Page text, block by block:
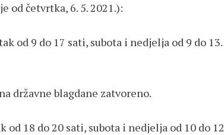
od četvrtka, 6. 5. 2021.):
od 9 do 17 sati, subota i nedjelja od 9 do 13.
blagdane zatvoreno.
od 18 do 20 sati, subota i nedjelja od 10 do 12